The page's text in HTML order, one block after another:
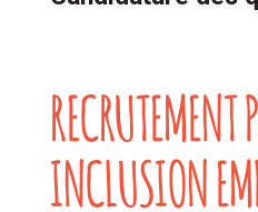
RECRUTEMENT
INCLUSION